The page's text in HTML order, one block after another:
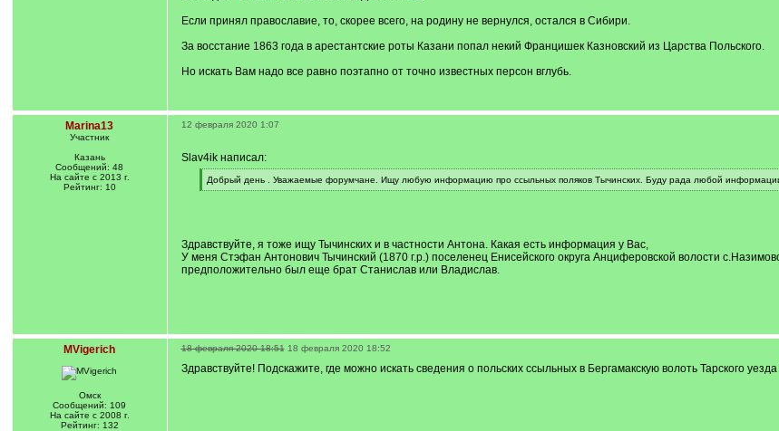
Если принял православие, то, скорее всего, на родину не вернулся, остался в Сибири.
За восстание 1863 года в арестантские роты Казани попал некий Францишек Казновский из Царства Польского.
Но искать Вам надо все равно поэтапно от точно известных персон вглубь.
Marina13
Участник
Казань
Сообщений: 48
На сайте с 2013 г.
Рейтинг: 10
12 февраля 2020 1:07
Slav4ik написал:
[
q
Добрый день . Уважаемые форумчане. Ищу любую информацию про ссыльных поляков Тычинских. Буду рада любой
[
Здравствуйте, я тоже ищу Тычинских и в частности Антона. Какая есть информация у Вас,
У меня Стэфан Антонович Тычинский (1870 г.р.) поселенец Енисейского округа Анциферовской волости
предположительно был еще брат Станислав или Владислав.
MVigerich
Омск
Сообщений: 109
На сайте с 2008 г.
Рейтинг: 132
18 февраля 2020 18:51 18 февраля 2020 18:52
Здравствуйте! Подскажите, где можно искать сведения о польских ссыльных в Бергамакскую волоть Тарского